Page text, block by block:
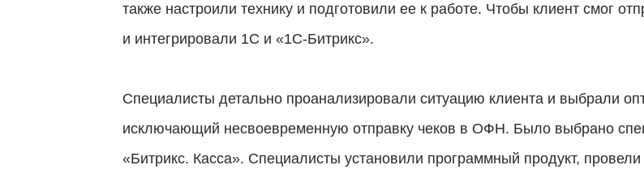
также настроили технику и подготовили ее к работе. Чтобы клиент смог
и интегрировали 1С и «1С-Битрикс».
Специалисты детально проанализировали ситуацию клиента и выбрали
исключающий несвоевременную отправку чеков в ОФН. Было выбрано
«Битрикс. Касса». Специалисты установили программный продукт,